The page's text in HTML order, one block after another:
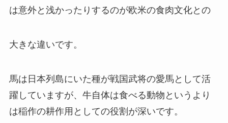
は意外と浅かったりするのが欧米の食肉文化との
大きな違いです。
馬は日本列島にいた種が戦国武将の愛馬として活
躍していますが、牛自体は食べる動物というより
は稲作の耕作用としての役割が深いです。